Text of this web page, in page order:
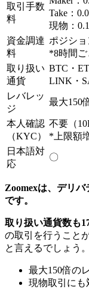
取引手数
料
Take：
現物：
資金調達
料
ポジシ
*8時間
取り扱い
通貨
BTC・
LINK・
レバレッ
ジ
最大150
本人確認
（KYC）
不要（
*上限額
日本語対
応
〇
Zoomexは、デリ
です。
取り扱い通貨数も
の取引を行うこと
と言えるでしょう。
最大150倍の
現物取引にも